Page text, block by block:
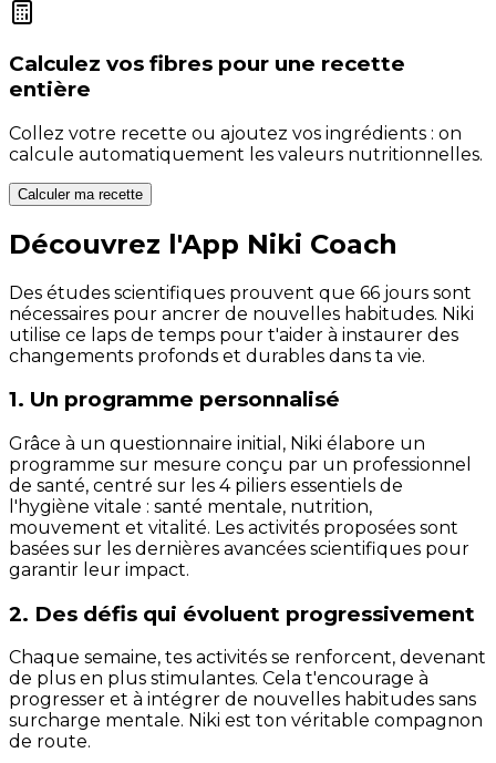
Calculez vos fibres pour une recette
entière
Collez votre recette ou ajoutez vos ingrédients : on
calcule automatiquement les valeurs nutritionnelles.
Calculer ma recette
Découvrez l'App Niki Coach
Des études scientifiques prouvent que 66 jours sont
nécessaires pour ancrer de nouvelles habitudes. Niki
utilise ce laps de temps pour t'aider à instaurer des
changements profonds et durables dans ta vie.
1. Un programme personnalisé
Grâce à un questionnaire initial, Niki élabore un
programme sur mesure conçu par un professionnel
de santé, centré sur les 4 piliers essentiels de
l'hygiène vitale : santé mentale, nutrition,
mouvement et vitalité. Les activités proposées sont
basées sur les dernières avancées scientifiques pour
garantir leur impact.
2. Des défis qui évoluent progressivement
Chaque semaine, tes activités se renforcent, devenant
de plus en plus stimulantes. Cela t'encourage à
progresser et à intégrer de nouvelles habitudes sans
surcharge mentale. Niki est ton véritable compagnon
de route.